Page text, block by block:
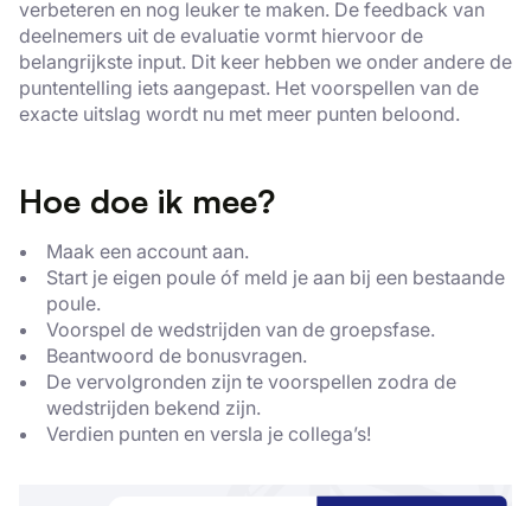
verbeteren en nog leuker te maken. De feedback van
deelnemers uit de evaluatie vormt hiervoor de
belangrijkste input. Dit keer hebben we onder andere de
puntentelling iets aangepast. Het voorspellen van de
exacte uitslag wordt nu met meer punten beloond.
Hoe doe ik mee?
Maak een account aan.
Start je eigen poule óf meld je aan bij een bestaande
poule.
Voorspel de wedstrijden van de groepsfase.
Beantwoord de bonusvragen.
De vervolgronden zijn te voorspellen zodra de
wedstrijden bekend zijn.
Verdien punten en versla je collega’s!